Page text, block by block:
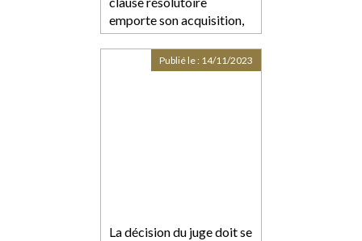
emporte son acquisition,
peu importe la mauvaise
foi du bailleur
La décision du juge doit se
Publié le : 14/11/2023